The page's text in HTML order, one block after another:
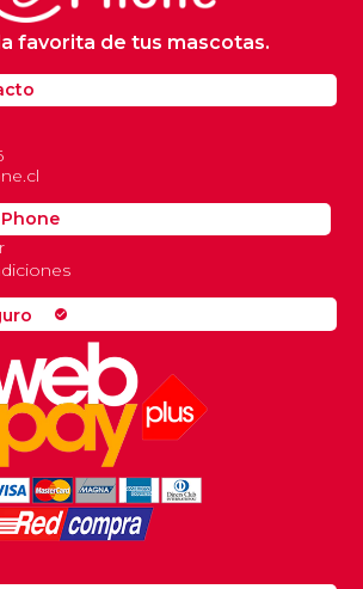
check_circle
favorita de tus mascotas.